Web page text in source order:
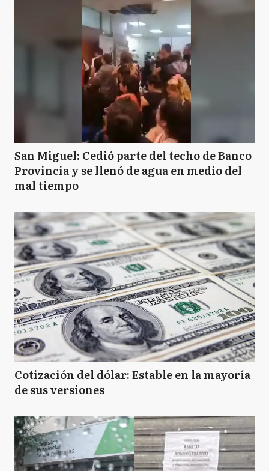
San Miguel: Cedió parte del techo de Banco
Provincia y se llenó de agua en medio del
mal tiempo
Cotización del dólar: Estable en la mayoría
de sus versiones